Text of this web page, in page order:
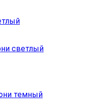
светлый
темный